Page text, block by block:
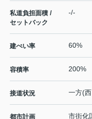
私道負担面積 /
セットバック
-/-
建ぺい率 60%
容積率 200%
接道状況 一方(
都市計画 市街化